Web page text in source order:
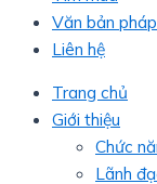
Văn bản
Liên hệ
Trang chủ
Giới thiệu
Chức
Lãnh